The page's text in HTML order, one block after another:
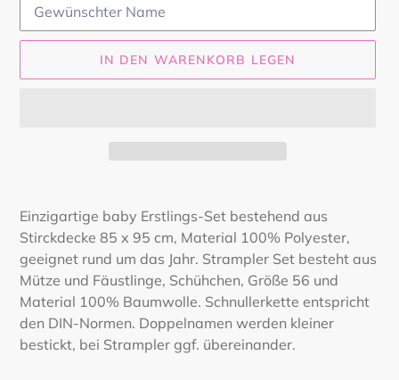
IN DEN WARENKORB LEGEN
wird
zum
Warenkorb
hinzugefügt
Einzigartige baby Erstlings-Set bestehend aus
Stirckdecke 85 x 95 cm, Material 100% Polyester,
geeignet rund um das Jahr. Strampler Set besteht aus
Mütze und Fäustlinge, Schühchen, Größe 56 und
Material 100% Baumwolle. Schnullerkette entspricht
den DIN-Normen. Doppelnamen werden kleiner
bestickt, bei Strampler ggf. übereinander.